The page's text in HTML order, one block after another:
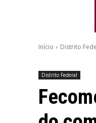
Início Distrito
Distrito Federal